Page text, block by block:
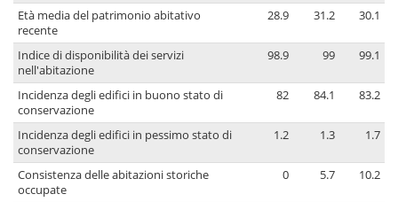
Età media del patrimonio abitativo
recente
28.9 31.2 30.1
Indice di disponibilità dei servizi
nell'abitazione
98.9 99 99.1
Incidenza degli edifici in buono stato di
conservazione
82 84.1 83.2
Incidenza degli edifici in pessimo stato di
conservazione
1.2 1.3 1.7
Consistenza delle abitazioni storiche
occupate
0 5.7 10.2